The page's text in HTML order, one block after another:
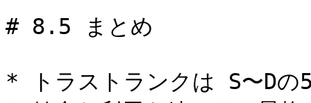
# 8.5 まとめ
* トラストランクは S〜Dの